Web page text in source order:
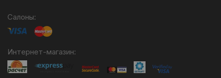
Салоны:
Интернет-магазин: